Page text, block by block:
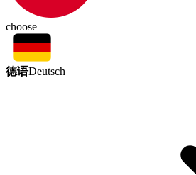
choose
德语Deutsch